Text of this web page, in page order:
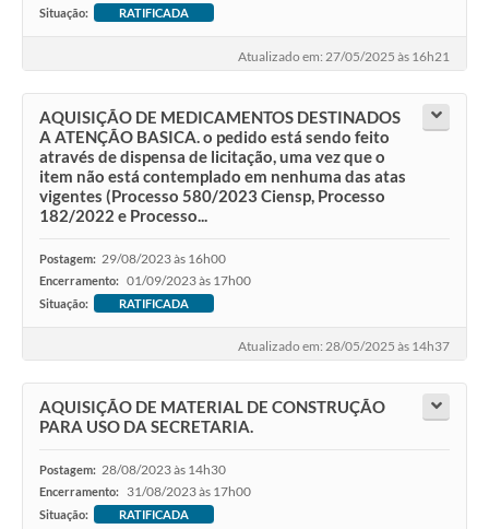
Situação: RATIFICADA
Atualizado em: 27/05/2025 às 16h21
AQUISIÇÃO DE MEDICAMENTOS DESTINADOS
A ATENÇÃO BASICA. o pedido está sendo feito
através de dispensa de licitação, uma vez que o
item não está contemplado em nenhuma das atas
vigentes (Processo 580/2023 Ciensp, Processo
182/2022 e Processo...
Postagem: 29/08/2023 às 16h00
Encerramento: 01/09/2023 às 17h00
Situação: RATIFICADA
Atualizado em: 28/05/2025 às 14h37
AQUISIÇÃO DE MATERIAL DE CONSTRUÇÃO
PARA USO DA SECRETARIA.
Postagem: 28/08/2023 às 14h30
Encerramento: 31/08/2023 às 17h00
Situação: RATIFICADA